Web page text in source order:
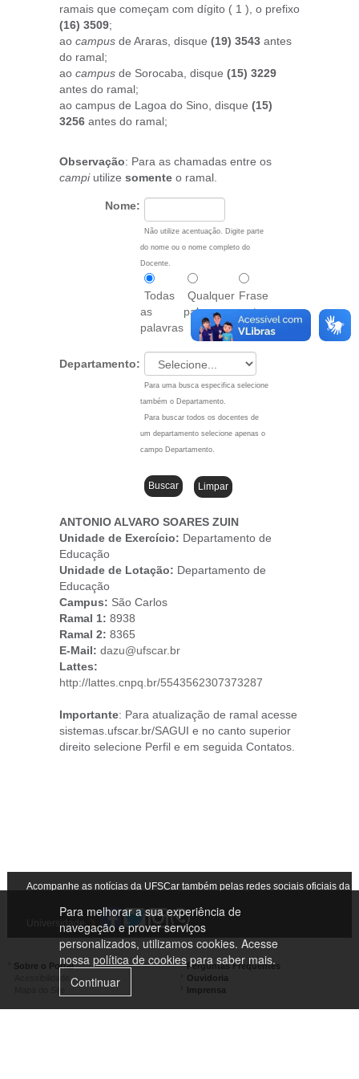
Para melhorar a sua experiência de
navegação e prover serviços
personalizados, utilizamos cookies. Acesse
nossa política de cookiespara saber mais.
Continuar
ramais que começam com dígito ( 1 ), o prefixo
(16) 3509;
ao campus de Araras, disque (19) 3543 antes
do ramal;
ao campus de Sorocaba, disque (15) 3229
antes do ramal;
ao campus de Lagoa do Sino, disque (15)
3256 antes do ramal;
Observação: Para as chamadas entre os
campiutilize somente o ramal.
Nome:
Não utilize acentuação. Digite parte
do nome ou o nome completo do
Docente.
Todas
as
palavras
Qualquer
palavra
Frase
exata
Departamento:
Para uma busca especifica selecione
também o Departamento.
Para buscar todos os docentes de
um departamento selecione apenas o
campo Departamento.
ANTONIO ALVARO SOARES ZUIN
Unidade de Exercício: Departamento de
Educação
Unidade de Lotação: Departamento de
Educação
Campus: São Carlos
Ramal 1: 8938
Ramal 2: 8365
E-Mail: dazu@ufscar.br
Lattes:
http://lattes.cnpq.br/5543562307373287
Importante: Para atualização de ramal acesse
sistemas.ufscar.br/SAGUI e no canto superior
direito selecione Perfil e em seguida Contatos.
Acompanhe as notícias da UFSCar também pelas redes sociais oficiais da
Universidade
Sobre o Portal
Perguntas Frequentes
Ouvidoria
Imprensa